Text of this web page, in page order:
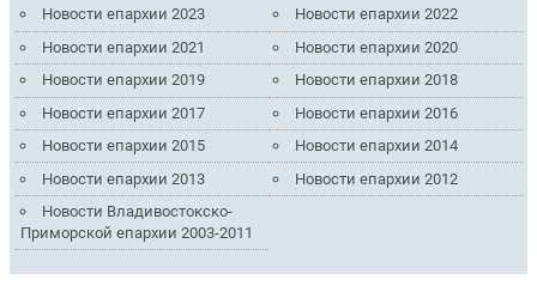
Новости епархии 2023
Новости епархии 2022
Новости епархии 2021
Новости епархии 2020
Новости епархии 2019
Новости епархии 2018
Новости епархии 2017
Новости епархии 2016
Новости епархии 2015
Новости епархии 2014
Новости епархии 2013
Новости епархии 2012
Новости Владивостокско-
Приморской епархии 2003-2011